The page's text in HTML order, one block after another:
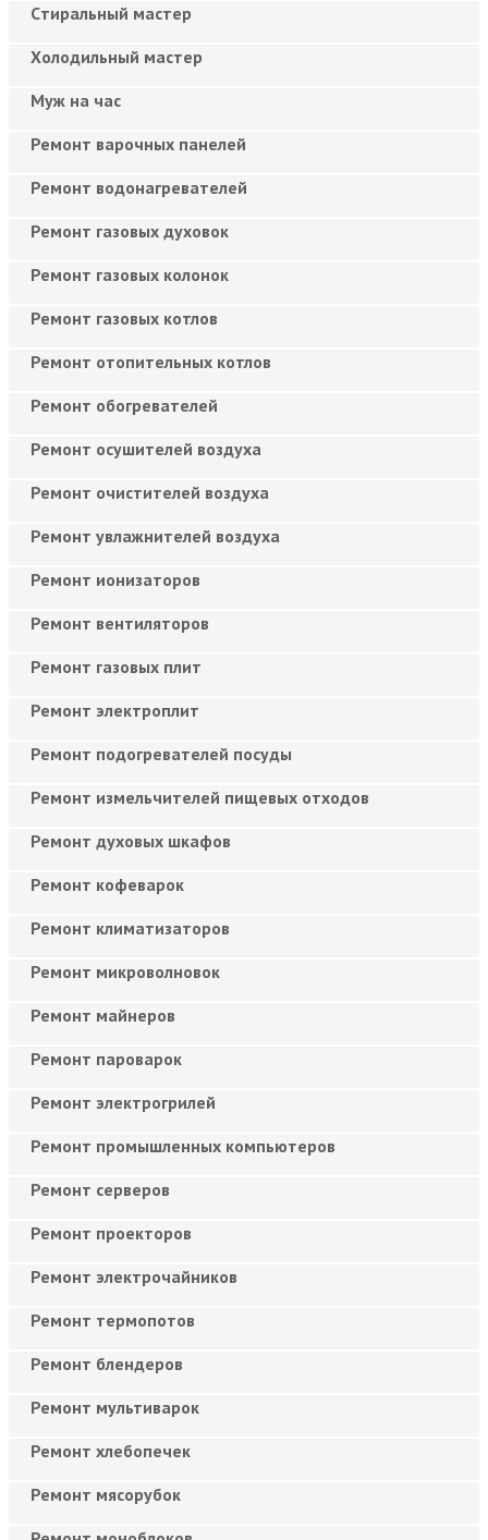
Cтиральный мастер
Холодильный мастер
Муж на час
Ремонт варочных панелей
Ремонт водонагревателей
Ремонт газовых духовок
Ремонт газовых колонок
Ремонт газовых котлов
Ремонт отопительных котлов
Ремонт обогревателей
Ремонт осушителей воздуха
Ремонт очистителей воздуха
Ремонт увлажнителей воздуха
Ремонт ионизаторов
Ремонт вентиляторов
Ремонт газовых плит
Ремонт электроплит
Ремонт подогревателей посуды
Ремонт измельчителей пищевых отходов
Ремонт духовых шкафов
Ремонт кофеварок
Ремонт климатизаторов
Ремонт микроволновок
Ремонт майнеров
Ремонт пароварок
Ремонт электрогрилей
Ремонт промышленных компьютеров
Ремонт серверов
Ремонт проекторов
Ремонт электрочайников
Ремонт термопотов
Ремонт блендеров
Ремонт мультиварок
Ремонт хлебопечек
Ремонт мясорубок